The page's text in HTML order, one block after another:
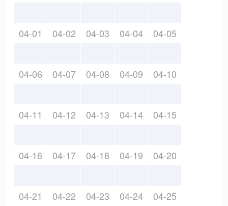
04-01 04-02 04-03 04-04 04-05
04-06 04-07 04-08 04-09 04-10
04-11 04-12 04-13 04-14 04-15
04-16 04-17 04-18 04-19 04-20
04-21 04-22 04-23 04-24 04-25